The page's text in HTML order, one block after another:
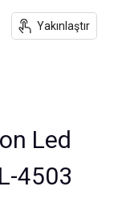
Yakınlaştır
Led
4503